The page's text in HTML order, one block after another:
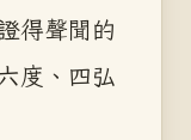
得聲聞的
度、四弘